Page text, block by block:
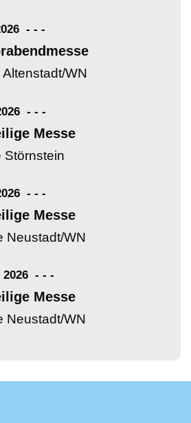
- - -
WN
- - -
Messe
Störnstein
- - -
Messe
Neustadt/WN
- - -
Messe
Neustadt/WN